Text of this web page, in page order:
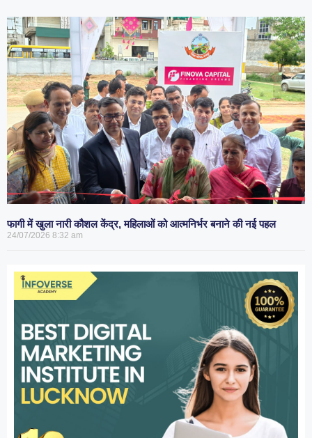
फागी में खुला नारी कौशल केंद्र, महिलाओं को आत्मनिर्भर बनाने की नई पहल
24/07/2026 8:32 am